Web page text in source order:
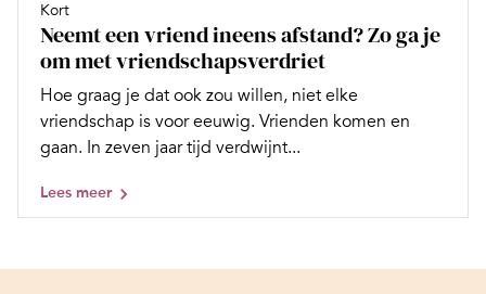
Kort
Neemt een vriend ineens afstand? Zo ga je
om met vriendschapsverdriet
Hoe graag je dat ook zou willen, niet elke
vriendschap is voor eeuwig. Vrienden komen en
gaan. In zeven jaar tijd verdwijnt...
Lees meer